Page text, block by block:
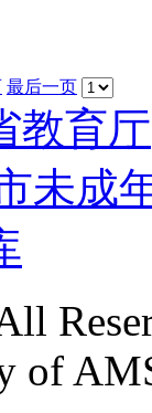
最后一页
教育厅
未成
of